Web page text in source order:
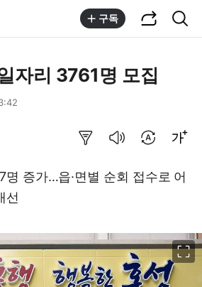
구독
자리 3761명 모집
증가…읍·면별 순회 접수로 어
선